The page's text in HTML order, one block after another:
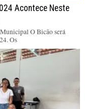
Acontece Neste
O Bicão será
Os